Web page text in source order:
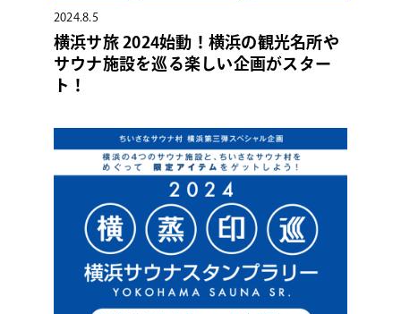
2024.8.5
横浜サ旅 2024始動！横浜の観光名所や
サウナ施設を巡る楽しい企画がスター
ト！